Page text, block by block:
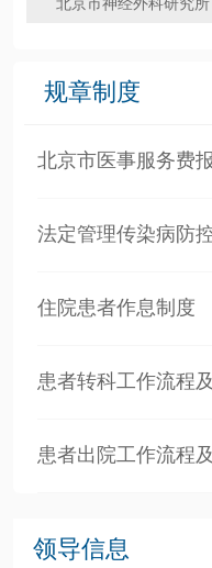
规章制度
北京市医事服务费
法定管理传染病防
住院患者作息制度
患者转科工作流程
患者出院工作流程
领导信息